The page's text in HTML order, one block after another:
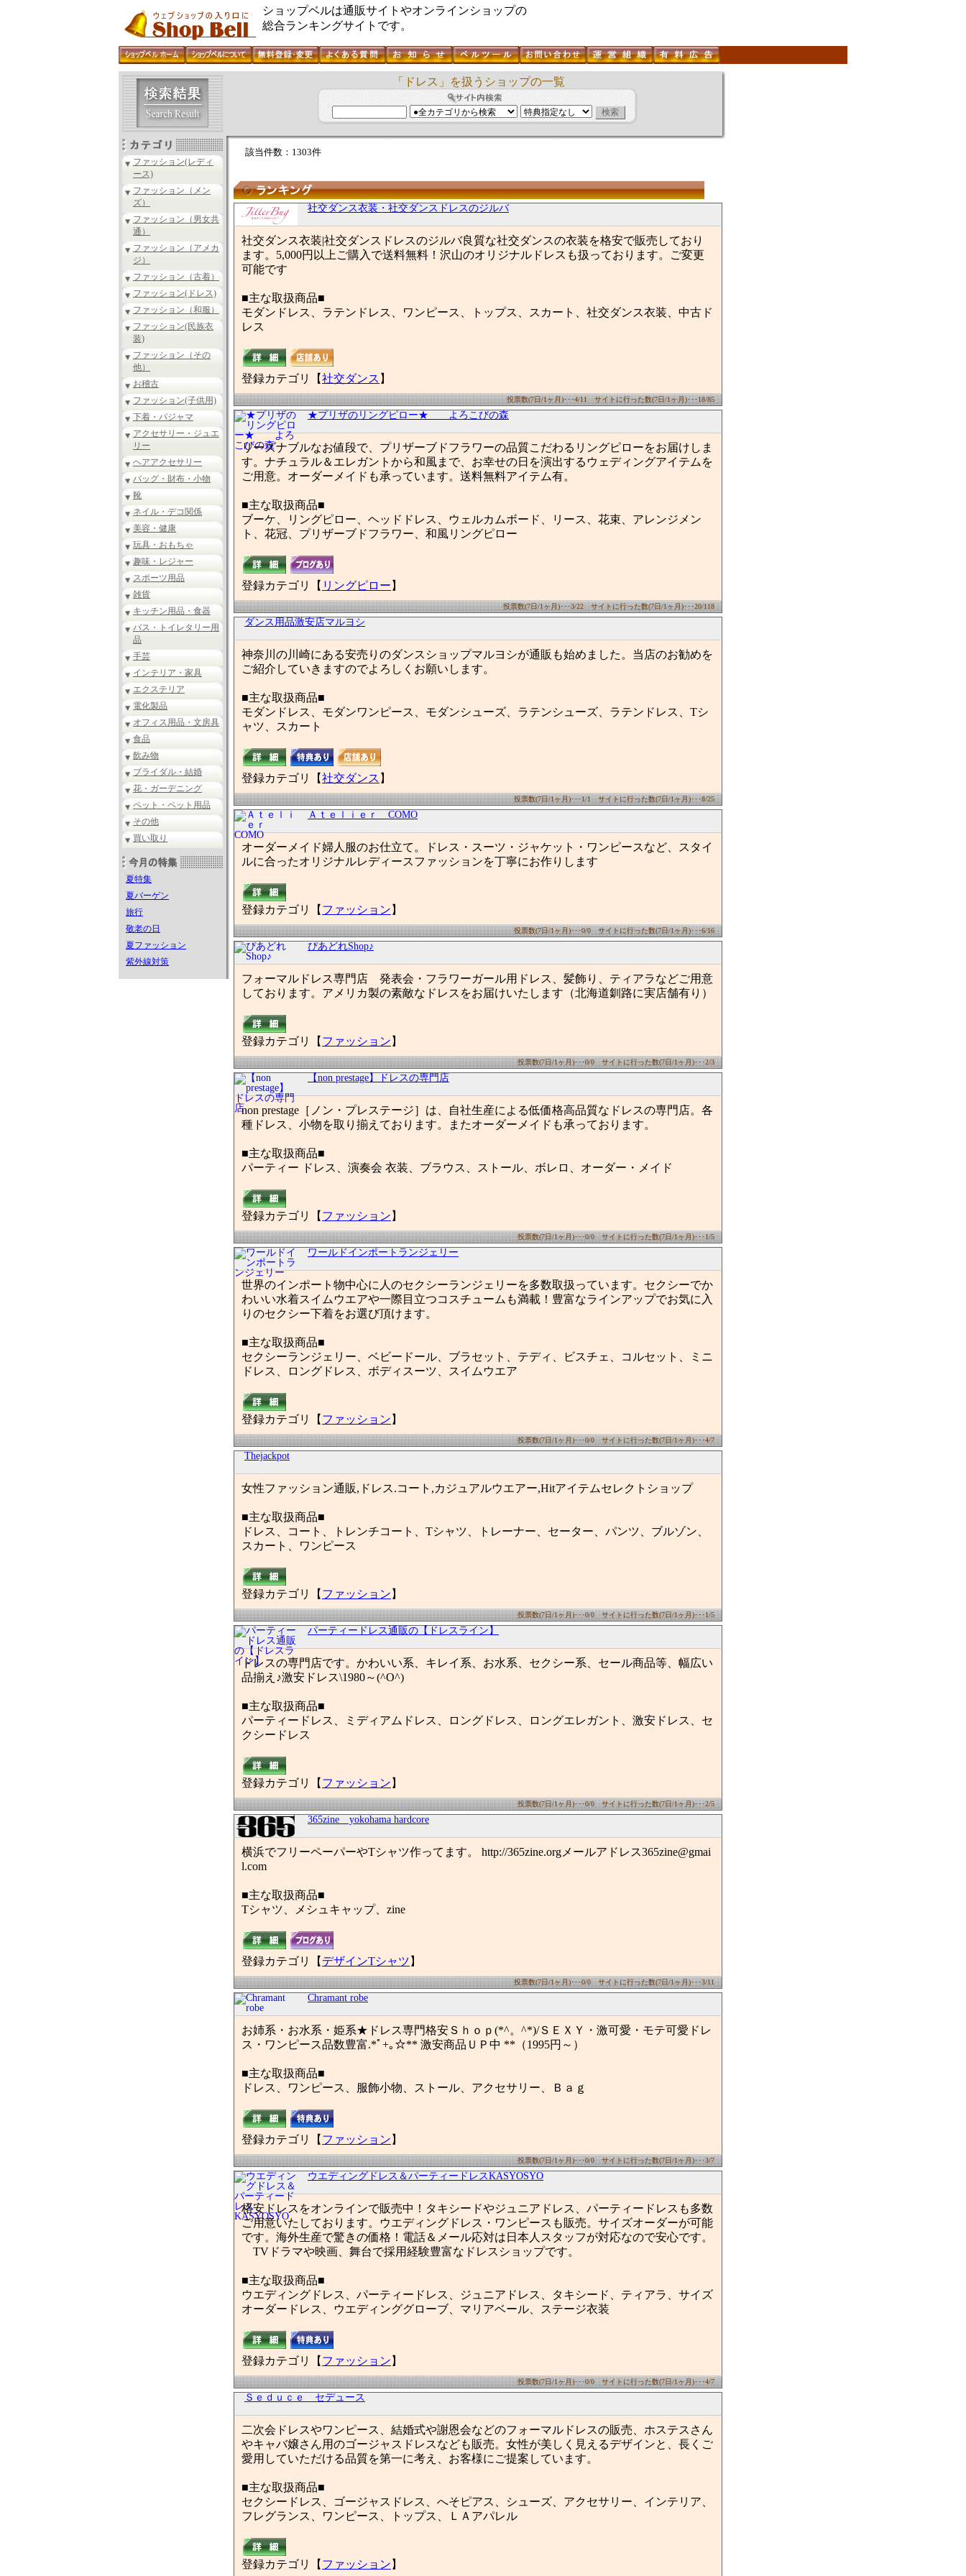
ショップベルは通販サイトやオンラインショップの
総合ランキングサイトです。
ファッション(レディ
ース)
ファッション（メン
ズ）
ファッション（男女共
通）
ファッション（アメカ
ジ）
ファッション（古着）
ファッション(ドレス)
ファッション（和服）
ファッション(民族衣
装)
ファッション（その
他）
お稽古
ファッション(子供用)
下着・パジャマ
アクセサリー・ジュエ
リー
ヘアアクセサリー
バッグ・財布・小物
靴
ネイル・デコ関係
美容・健康
玩具・おもちゃ
趣味・レジャー
スポーツ用品
雑貨
キッチン用品・食器
バス・トイレタリー用
品
手芸
インテリア・家具
エクステリア
電化製品
オフィス用品・文房具
食品
飲み物
ブライダル・結婚
花・ガーデニング
ペット・ペット用品
その他
買い取り
夏特集
夏バーゲン
旅行
敬老の日
夏ファッション
紫外線対策
「ドレス」を扱うショップの一覧
該当件数：1303件
社交ダンス衣装・社交ダンスドレスのジルバ
社交ダンス衣装|社交ダンスドレスのジルバ良質な社交ダンスの衣装を格安で販売しており
ます。5,000円以上ご購入で送料無料！沢山のオリジナルドレスも扱っております。ご変更
可能です
■主な取扱商品■
モダンドレス、ラテンドレス、ワンピース、トップス、スカート、社交ダンス衣装、中古ド
レス
登録カテゴリ【社交ダンス 】
投票数(7日/1ヶ月)･･･4/11 サイトに行った数(7日/1ヶ月)･･･18/85
★プリザのリングピロー★ よろこびの森
リーズナブルなお値段で、プリザーブドフラワーの品質こだわるリングピローをお届けしま
す。ナチュラル＆エレガントから和風まで、お幸せの日を演出するウェディングアイテムを
ご用意。オーダーメイドも承っています。送料無料アイテム有。
■主な取扱商品■
ブーケ、リングピロー、ヘッドドレス、ウェルカムボード、リース、花束、アレンジメン
ト、花冠、プリザーブドフラワー、和風リングピロー
登録カテゴリ【 リングピロー 】
投票数(7日/1ヶ月)･･･3/22 サイトに行った数(7日/1ヶ月)･･･20/118
ダンス用品激安店マルヨシ
神奈川の川崎にある安売りのダンスショップマルヨシが通販も始めました。当店のお勧めを
ご紹介していきますのでよろしくお願いします。
■主な取扱商品■
モダンドレス、モダンワンピース、モダンシューズ、ラテンシューズ、ラテンドレス、Tシ
ャツ、スカート
登録カテゴリ【社交ダンス 】
投票数(7日/1ヶ月)･･･1/1 サイトに行った数(7日/1ヶ月)･･･8/25
Ａｔｅｌｉｅｒ COMO
オーダーメイド婦人服のお仕立て。ドレス・スーツ・ジャケット・ワンピースなど、スタイ
ルに合ったオリジナルレディースファッションを丁寧にお作りします
登録カテゴリ【 ファッション 】
投票数(7日/1ヶ月)･･･0/0 サイトに行った数(7日/1ヶ月)･･･6/16
ぴあどれShop♪
フォーマルドレス専門店 発表会・フラワーガール用ドレス、髪飾り、ティアラなどご用意
しております。アメリカ製の素敵なドレスをお届けいたします（北海道釧路に実店舗有り）
登録カテゴリ【 ファッション 】
投票数(7日/1ヶ月)･･･0/0 サイトに行った数(7日/1ヶ月)･･･2/3
【non prestage】ドレスの専門店
non prestage［ノン・プレステージ］は、自社生産による低価格高品質なドレスの専門店。各
種ドレス、小物を取り揃えております。またオーダーメイドも承っております。
■主な取扱商品■
パーティー ドレス、演奏会 衣装、ブラウス、ストール、ボレロ、オーダー・メイド
登録カテゴリ【 ファッション 】
投票数(7日/1ヶ月)･･･0/0 サイトに行った数(7日/1ヶ月)･･･1/5
ワールドインポートランジェリー
世界のインポート物中心に人のセクシーランジェリーを多数取扱っています。セクシーでか
わいい水着スイムウエアや一際目立つコスチュームも満載！豊富なラインアップでお気に入
りのセクシー下着をお選び頂けます。
■主な取扱商品■
セクシーランジェリー、ベビードール、ブラセット、テディ、ビスチェ、コルセット、ミニ
ドレス、ロングドレス、ボディスーツ、スイムウエア
登録カテゴリ【 ファッション 】
投票数(7日/1ヶ月)･･･0/0 サイトに行った数(7日/1ヶ月)･･･4/7
Thejackpot
女性ファッション通販,ドレス.コート,カジュアルウエアー,Hitアイテムセレクトショップ
■主な取扱商品■
ドレス、コート、トレンチコート、Tシャツ、トレーナー、セーター、パンツ、ブルゾン、
スカート、ワンピース
登録カテゴリ【 ファッション 】
投票数(7日/1ヶ月)･･･0/0 サイトに行った数(7日/1ヶ月)･･･1/5
パーティードレス通販の【ドレスライン】
ドレスの専門店です。かわいい系、キレイ系、お水系、セクシー系、セール商品等、幅広い
品揃え♪激安ドレス\1980～(^O^)
■主な取扱商品■
パーティードレス、ミディアムドレス、ロングドレス、ロングエレガント、激安ドレス、セ
クシードレス
登録カテゴリ【 ファッション 】
投票数(7日/1ヶ月)･･･0/0 サイトに行った数(7日/1ヶ月)･･･2/5
365zine yokohama hardcore
横浜でフリーペーパーやTシャツ作ってます。 http://365zine.orgメールアドレス365zine@gmai
l.com
■主な取扱商品■
Tシャツ、メシュキャップ、zine
登録カテゴリ【 デザインTシャツ 】
投票数(7日/1ヶ月)･･･0/0 サイトに行った数(7日/1ヶ月)･･･3/11
Chramant robe
お姉系・お水系・姫系★ドレス専門格安Ｓｈｏｐ(*^。^*)/ＳＥＸＹ・激可愛・モテ可愛ドレ
ス・ワンピース品数豊富.*ﾟ+｡☆** 激安商品ＵＰ中 **（1995円～）
■主な取扱商品■
ドレス、ワンピース、服飾小物、ストール、アクセサリー、Ｂａｇ
登録カテゴリ【 ファッション 】
投票数(7日/1ヶ月)･･･0/0 サイトに行った数(7日/1ヶ月)･･･3/7
ウエディングドレス＆パーティードレスKASYOSYO
格安ドレスをオンラインで販売中！タキシードやジュニアドレス、パーティードレスも多数
ご用意いたしております。ウエディングドレス・ワンピースも販売。サイズオーダーが可能
です。海外生産で驚きの価格！電話＆メール応対は日本人スタッフが対応なので安心です。
TVドラマや映画、舞台で採用経験豊富なドレスショップです。
■主な取扱商品■
ウエディングドレス、パーティードレス、ジュニアドレス、タキシード、ティアラ、サイズ
オーダードレス、ウエディンググローブ、マリアベール、ステージ衣装
登録カテゴリ【 ファッション 】
投票数(7日/1ヶ月)･･･0/0 サイトに行った数(7日/1ヶ月)･･･4/7
Ｓｅｄｕｃｅ セデュース
二次会ドレスやワンピース、結婚式や謝恩会などのフォーマルドレスの販売、ホステスさん
やキャバ嬢さん用のゴージャスドレスなども販売。女性が美しく見えるデザインと、長くご
愛用していただける品質を第一に考え、お客様にご提案しています。
■主な取扱商品■
セクシードレス、ゴージャスドレス、へそピアス、シューズ、アクセサリー、インテリア、
フレグランス、ワンピース、トップス、ＬＡアパレル
登録カテゴリ【 ファッション 】